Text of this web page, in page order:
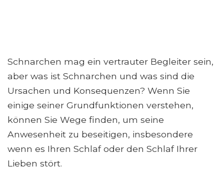
Schnarchen mag ein vertrauter Begleiter sein,
aber was ist Schnarchen und was sind die
Ursachen und Konsequenzen? Wenn Sie
einige seiner Grundfunktionen verstehen,
können Sie Wege finden, um seine
Anwesenheit zu beseitigen, insbesondere
wenn es Ihren Schlaf oder den Schlaf Ihrer
Lieben stört.